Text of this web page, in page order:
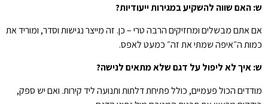
ש: האם שווה להשקיע במגירות ייעודיות?
אם אתם מבשלים ומחזיקים הרבה טרי – כן. זה מייצר נגישות וסדר, ומוריד את
כמות ה״איפה שמתי את זה״ כמעט לאפס.
ש: איך לא ליפול על דגם שלא מתאים לנישה?
מודדים הכול פעמיים, כולל פתיחת דלתות ותנועה ליד קירות. ואם יש ספק,